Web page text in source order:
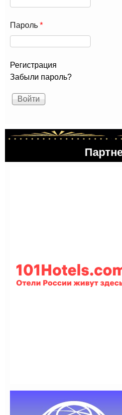
Пароль *
Регистрация
Забыли пароль?